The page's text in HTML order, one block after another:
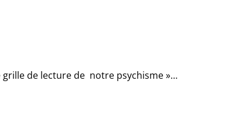
grille de lecture de notre psychisme »…